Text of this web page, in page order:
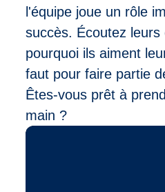
l'équipe joue un rôle
succès. Écoutez leurs
pourquoi ils aiment
faut pour faire partie
Êtes-vous prêt à
main ?